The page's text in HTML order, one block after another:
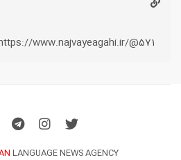
www.najvayeagahi.ir/@571
LANGUAGE NEWS AGENCY